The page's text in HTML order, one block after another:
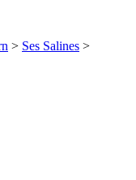
> Ses Salines >